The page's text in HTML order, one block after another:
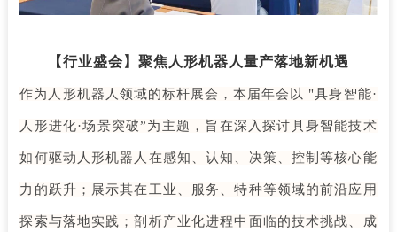
【行业盛会】聚焦人形机器人量产落地新机遇
作为人形机器人领域的标杆展会，本届年会以 "具身智能·
人形进化·场景突破”为主题，旨在深入探讨具身智能技术
如何驱动人形机器人在感知、认知、决策、控制等核心能
力的跃升；展示其在工业、服务、特种等领域的前沿应用
探索与落地实践；剖析产业化进程中面临的技术挑战、成